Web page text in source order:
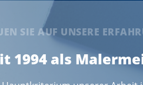
SIE AUF UNSERE
1994 als